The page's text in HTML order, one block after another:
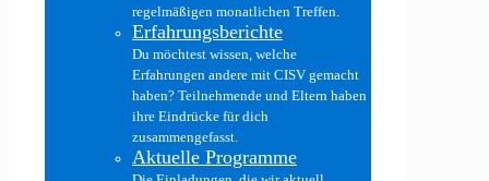
regelmäßigen monatlichen Treffen.
Erfahrungsberichte
Du möchtest wissen, welche
Erfahrungen andere mit CISV gemacht
haben? Teilnehmende und Eltern haben
ihre Eindrücke für dich
zusammengefasst.
Aktuelle Programme